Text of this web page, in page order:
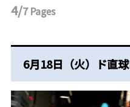
4/7Pages
6月18日（火）ド直